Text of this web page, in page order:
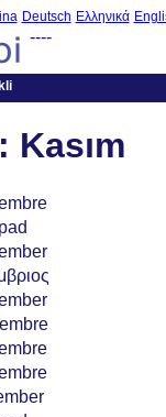
Deutsch Ελληνικά
----
Kasım